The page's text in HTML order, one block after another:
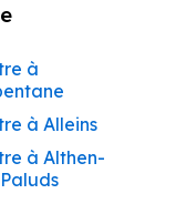
à
à Alleins
à Althen-